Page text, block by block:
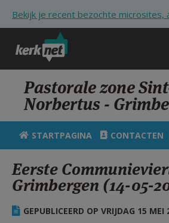
Bekijk je recent bezochte microsites,
STARTPAGINA
KERK
VIERINGEN
ZOEKEN
HULP
Pastorale zone
Norbertus -
STARTPAGINA CONTACTEN
Eerste
Grimbergen (14-05-
GEPUBLICEERD OP VRIJDAG 15